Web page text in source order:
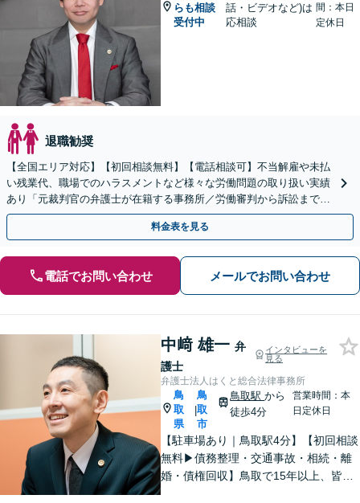
らも相談
受付中
話・ビデオなど)は
応相談
間：本日
定休日
退職勧奨
【全国エリア対応】【初回相談無料】【電話相談可】不当解雇や未払
い残業代、職場でのハラスメントなど様々な労働問題の取り扱い実績
あり「元裁判官の弁護士が在籍する事務所／労働審判から訴訟まで、
裁判官経験を活かした最適な戦略を立案」
料金表を見る
電話でお問い合わせ メールでお問い合わせ
中﨑 雄一 弁
護士
インタビューを
見る
弁護士法人はくと総合法律事務所
鳥
取
県
|
鳥
取
市
鳥取駅から
徒歩4分
営業時間：本
日定休日
【駐車場あり｜鳥取駅4分】【初回相談
無料▶︎債務整理・交通事故・相続・離
婚・債権回収】鳥取で15年以上、皆さ